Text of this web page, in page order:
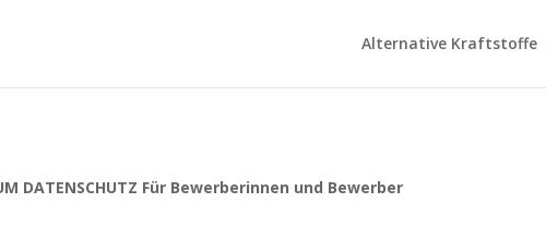
Alternative Kraftstoffe
DATENSCHUTZ Für Bewerberinnen und Bewerber